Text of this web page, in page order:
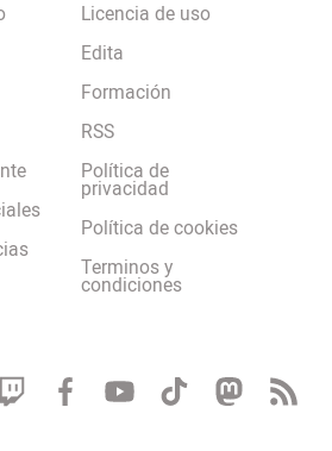
Licencia de uso
Edita
Formación
RSS
Política de
privacidad
Política de cookies
Terminos y
condiciones